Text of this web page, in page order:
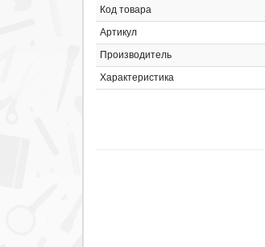
Код товара
Артикул
Производитель
Характеристика